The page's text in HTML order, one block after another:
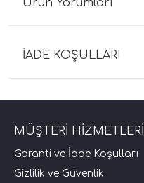
Ürün Yorumları
İADE KOŞULLARI
MÜŞTERİ HİZMETLERİ
Garanti ve İade Koşulları
Gizlilik ve Güvenlik